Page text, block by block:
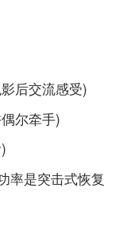
后交流感受)
尔牵手)
是突击式恢复